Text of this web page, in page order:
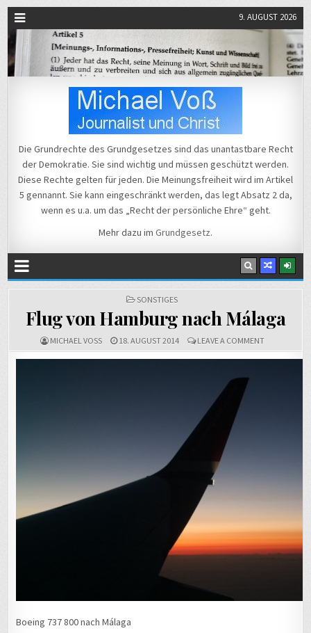
9. AUGUST 2026
Michael Voß
Die Grundrechte des Grundgesetzes sind das unantastbare Recht
der Demokratie. Sie sind wichtig und müssen geschützt werden.
Diese Rechte gelten für jeden. Die Meinungsfreiheit wird im Artikel
5 gennannt. Sie kann eingeschränkt werden, das legt Absatz 2 da,
wenn es u.a. um das „Recht der persönliche Ehre“ geht.
Mehr dazu im Grundgesetz.
POSTED
IN
SONSTIGES
Flug von Hamburg nach Málaga
MICHAEL VOSS 18. AUGUST 2014 LEAVE A COMMENTON
FLUG
VON
Boeing 737 800 nach Málaga